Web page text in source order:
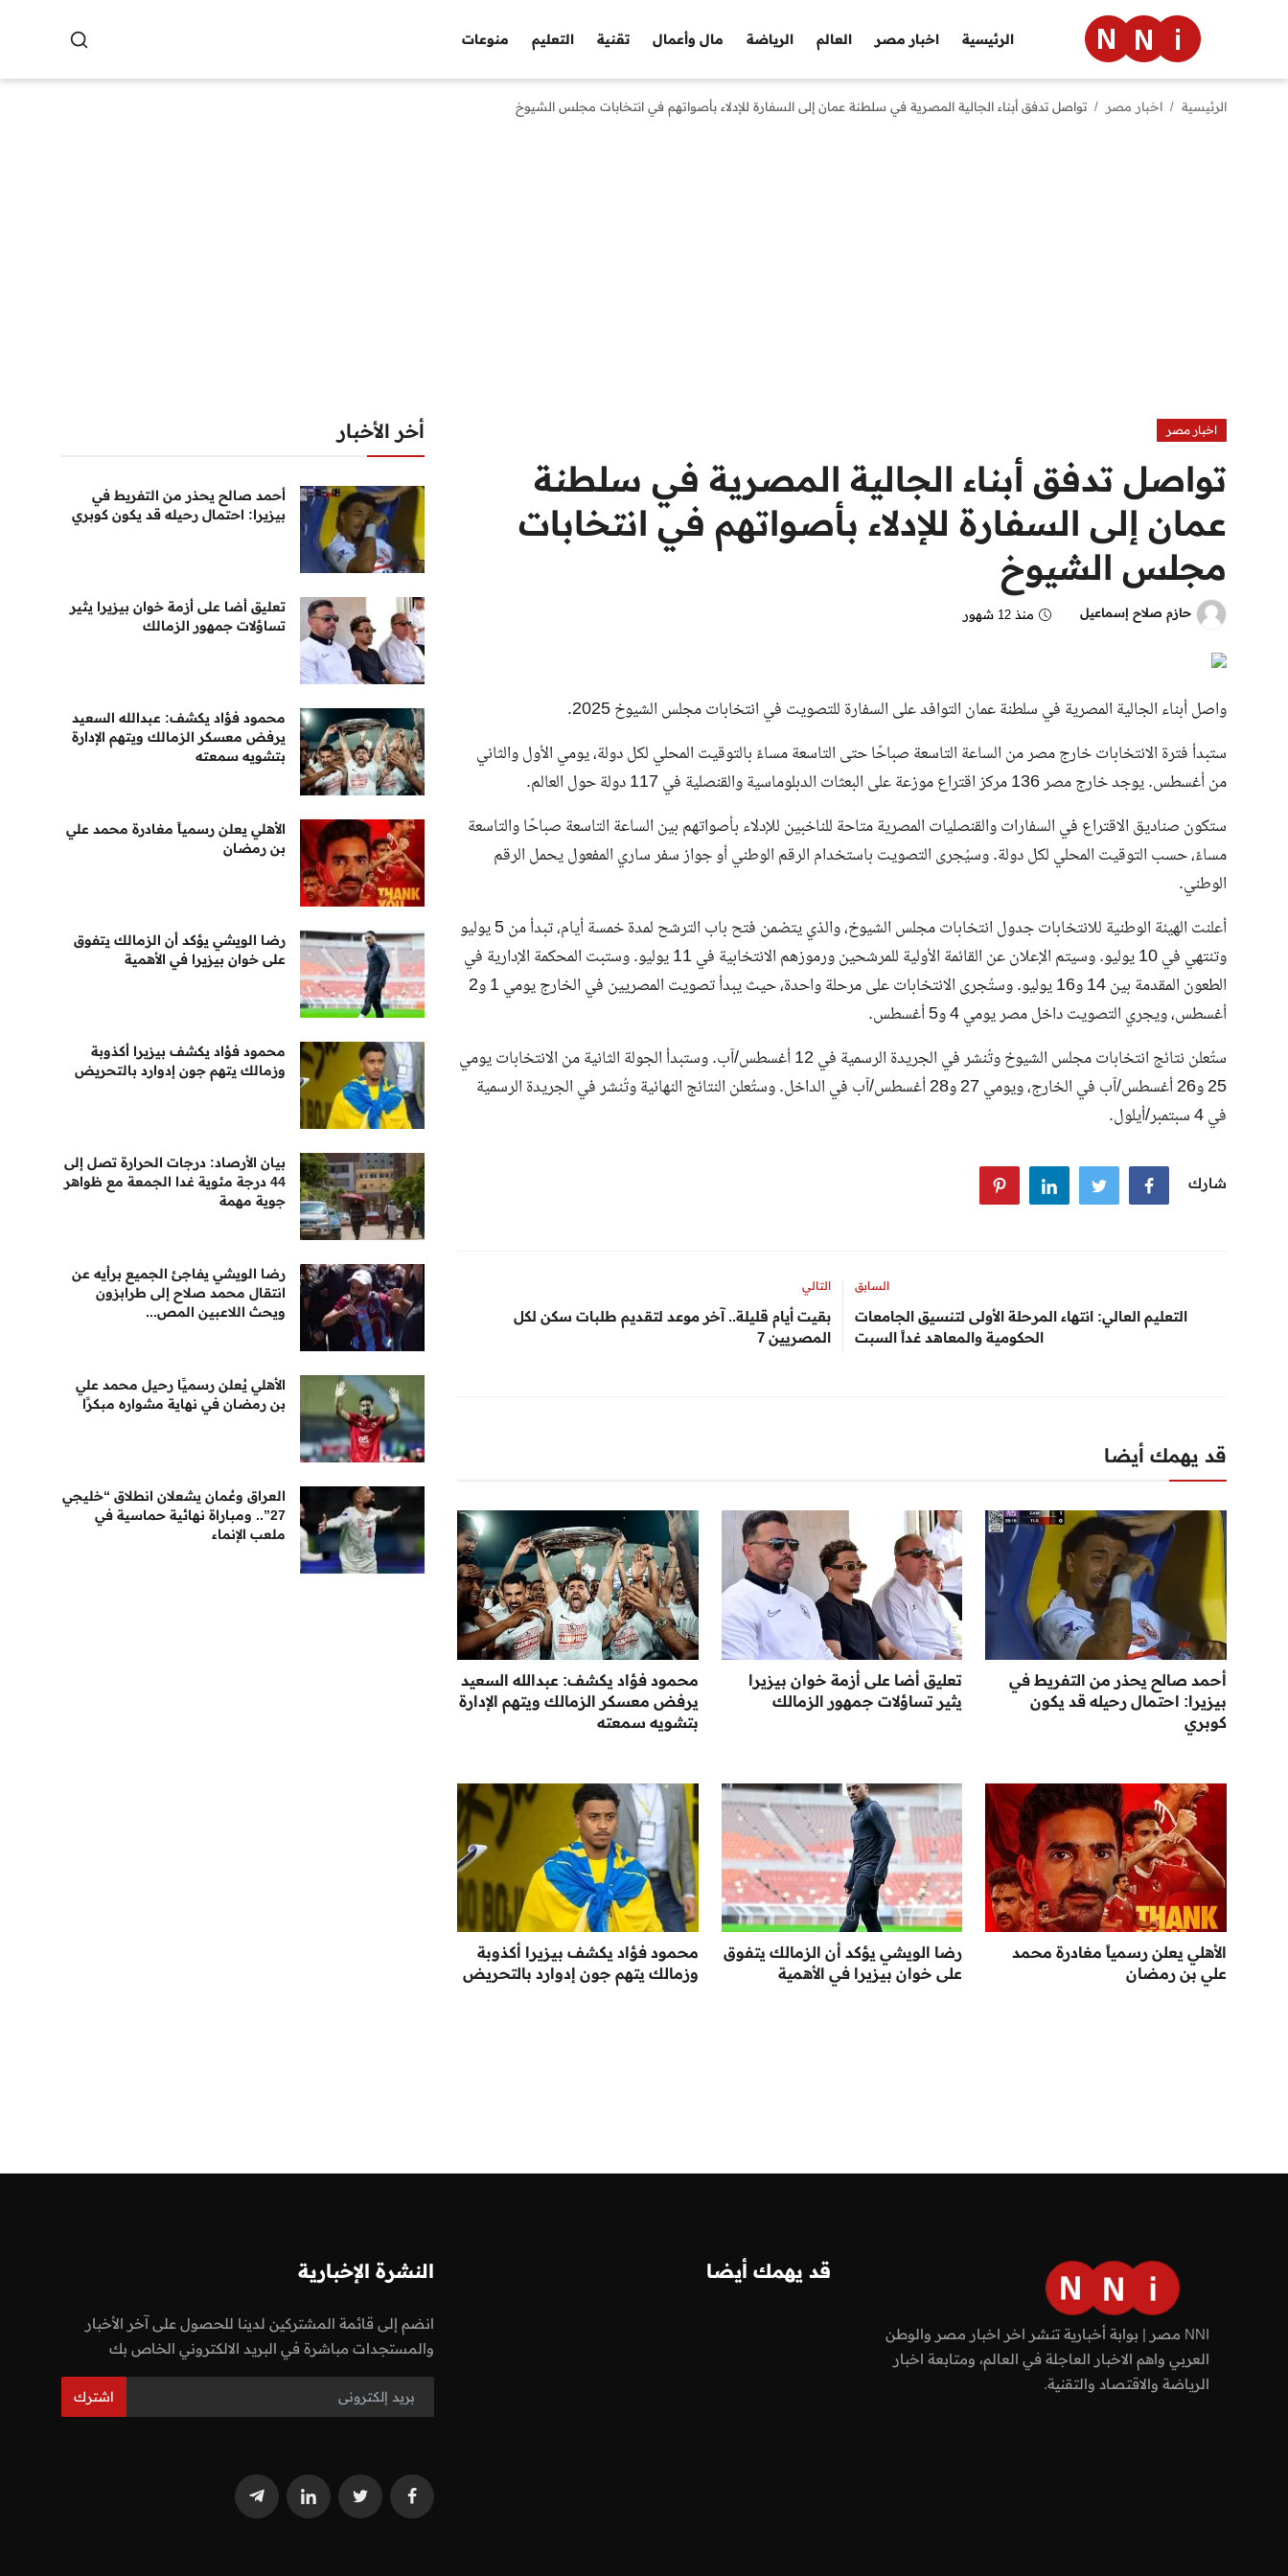
الرئيسية اخبار مصر العالم الرياضة مال وأعمال تقنية التعليم منوعات
منوعات
الرئيسية اخبار مصر تواصل تدفق أبناء الجالية المصرية في سلطنة عمان إلى السفارة للإدلاء بأصواتهم في انتخابات مجلس الشيوخ
اخبار مصر
تواصل تدفق أبناء الجالية المصرية في سلطنة
عمان إلى السفارة للإدلاء بأصواتهم في انتخابات
مجلس الشيوخ
حازم صلاح إسماعيل منذ 12 شهور
واصل أبناء الجالية المصرية في سلطنة عمان التوافد على السفارة للتصويت في انتخابات مجلس الشيوخ 2025.
ستبدأ فترة الانتخابات خارج مصر من الساعة التاسعة صباحًا حتى التاسعة مساءً بالتوقيت المحلي لكل دولة، يومي الأول والثاني
من أغسطس. يوجد خارج مصر 136 مركز اقتراع موزعة على البعثات الدبلوماسية والقنصلية في 117 دولة حول العالم.
ستكون صناديق الاقتراع في السفارات والقنصليات المصرية متاحة للناخبين للإدلاء بأصواتهم بين الساعة التاسعة صباحًا والتاسعة
مساءً، حسب التوقيت المحلي لكل دولة. وسيُجرى التصويت باستخدام الرقم الوطني أو جواز سفر ساري المفعول يحمل الرقم
الوطني.
أعلنت الهيئة الوطنية للانتخابات جدول انتخابات مجلس الشيوخ، والذي يتضمن فتح باب الترشح لمدة خمسة أيام، تبدأ من 5 يوليو
وتنتهي في 10 يوليو. وسيتم الإعلان عن القائمة الأولية للمرشحين ورموزهم الانتخابية في 11 يوليو. وستبت المحكمة الإدارية في
الطعون المقدمة بين 14 و16 يوليو. وستُجرى الانتخابات على مرحلة واحدة، حيث يبدأ تصويت المصريين في الخارج يومي 1 و2
أغسطس، ويجري التصويت داخل مصر يومي 4 و5 أغسطس.
ستُعلن نتائج انتخابات مجلس الشيوخ وتُنشر في الجريدة الرسمية في 12 أغسطس/آب. وستبدأ الجولة الثانية من الانتخابات يومي
25 و26 أغسطس/آب في الخارج، ويومي 27 و28 أغسطس/آب في الداخل. وستُعلن النتائج النهائية وتُنشر في الجريدة الرسمية
في 4 سبتمبر/أيلول.
شارك
السابق
التعليم العالي: انتهاء المرحلة الأولى لتنسيق الجامعات
الحكومية والمعاهد غداً السبت
التالي
بقيت أيام قليلة.. آخر موعد لتقديم طلبات سكن لكل
المصريين 7
قد يهمك أيضا
أحمد صالح يحذر من التفريط في
بيزيرا: احتمال رحيله قد يكون
كوبري
تعليق أضا على أزمة خوان بيزيرا
يثير تساؤلات جمهور الزمالك
محمود فؤاد يكشف: عبدالله السعيد
يرفض معسكر الزمالك ويتهم الإدارة
بتشويه سمعته
الأهلي يعلن رسمياً مغادرة محمد
علي بن رمضان
رضا الويشي يؤكد أن الزمالك يتفوق
على خوان بيزيرا في الأهمية
محمود فؤاد يكشف بيزيرا أكذوبة
وزمالك يتهم جون إدوارد بالتحريض
أخر الأخبار
أحمد صالح يحذر من التفريط في
بيزيرا: احتمال رحيله قد يكون كوبري
تعليق أضا على أزمة خوان بيزيرا يثير
تساؤلات جمهور الزمالك
محمود فؤاد يكشف: عبدالله السعيد
يرفض معسكر الزمالك ويتهم الإدارة
بتشويه سمعته
الأهلي يعلن رسمياً مغادرة محمد علي
بن رمضان
رضا الويشي يؤكد أن الزمالك يتفوق
على خوان بيزيرا في الأهمية
محمود فؤاد يكشف بيزيرا أكذوبة
وزمالك يتهم جون إدوارد بالتحريض
بيان الأرصاد: درجات الحرارة تصل إلى
44 درجة مئوية غدا الجمعة مع ظواهر
جوية مهمة
رضا الويشي يفاجئ الجميع برأيه عن
انتقال محمد صلاح إلى طرابزون
ويحث اللاعبين المص...
الأهلي يُعلن رسميًا رحيل محمد علي
بن رمضان في نهاية مشواره مبكرًا
العراق وعُمان يشعلان انطلاق “خليجي
27”.. ومباراة نهائية حماسية في
ملعب الإنماء
NNI مصر | بوابة أخبارية تنشر اخر اخبار مصر والوطن
العربي واهم الاخبار العاجلة في العالم، ومتابعة اخبار
الرياضة والاقتصاد والتقنية.
قد يهمك أيضا النشرة الإخبارية
انضم إلى قائمة المشتركين لدينا للحصول على آخر الأخبار
والمستجدات مباشرة في البريد الالكتروني الخاص بك
اشترك